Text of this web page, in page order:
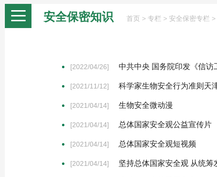
安全保密知识 首页 > 专栏 > 安全保密专栏 >
[2022/04/26] 中共中央 国务院印发《信访
[2021/11/12] 科学家生物安全行为准则天
[2021/04/14] 生物安全微动漫
[2021/04/14] 总体国家安全观公益宣传片
[2021/04/14] 总体国家安全观短视频
[2021/04/14] 坚持总体国家安全观 从统